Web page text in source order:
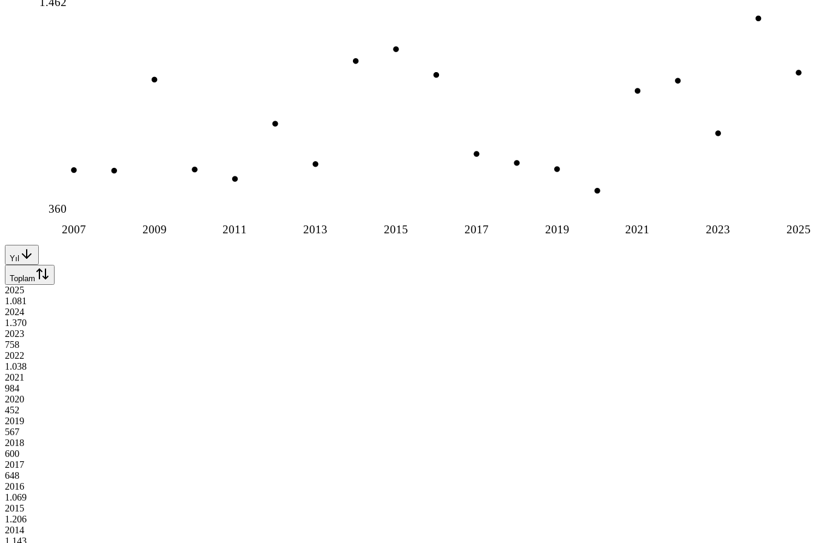
2007 2009 2011 2013 2015 2017 2019 2021 2023 2025
360
Yıl
Toplam
2025
1.081
2024
1.370
2023
758
2022
1.038
2021
984
2020
452
2019
567
2018
600
2017
648
2016
1.069
2015
1.206
2014